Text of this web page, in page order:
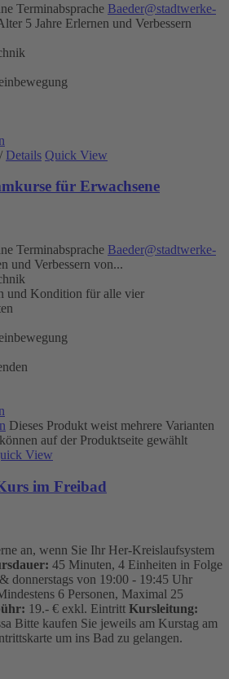
Terminabsprache Baeder@stadtwerke-
5 Jahre Erlernen und Verbessern
/ Details Quick View
für Erwachsene
Terminabsprache Baeder@stadtwerke-
und Verbessern von...
und Kondition für alle vier
Dieses Produkt weist mehrere Varianten
auf der Produktseite gewählt
View
im Freibad
an, wenn Sie Ihr Her-Kreislaufsystem
45 Minuten, 4 Einheiten in Folge
donnerstags von 19:00 - 19:45 Uhr
6 Personen, Maximal 25
19.- € exkl. Eintritt Kursleitung:
Bitte kaufen Sie jeweils am Kurstag am
um ins Bad zu gelangen.